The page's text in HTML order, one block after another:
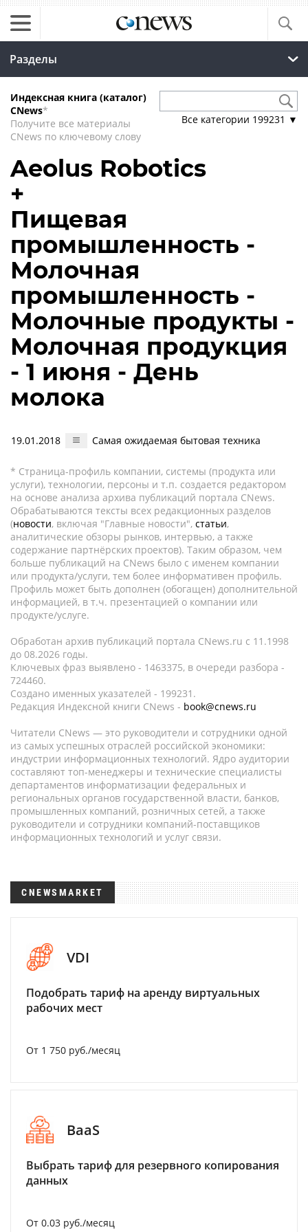
Разделы
Индексная книга (каталог)
CNews*
Получите все материалы
CNews по ключевому слову
Все категории 199231 ▼
Aeolus Robotics
+
Пищевая
промышленность -
Молочная
промышленность -
Молочные продукты -
Молочная продукция
- 1 июня - День
молока
19.01.2018 Самая ожидаемая бытовая техника
* Страница-профиль компании, системы (продукта или
услуги), технологии, персоны и т.п. создается редактором
на основе анализа архива публикаций портала CNews.
Обрабатываются тексты всех редакционных разделов
(новости, включая "Главные новости", статьи,
аналитические обзоры рынков, интервью, а также
содержание партнёрских проектов). Таким образом, чем
больше публикаций на CNews было с именем компании
или продукта/услуги, тем более информативен профиль.
Профиль может быть дополнен (обогащен) дополнительной
информацией, в т.ч. презентацией о компании или
продукте/услуге.
Обработан архив публикаций портала CNews.ru c 11.1998
до 08.2026 годы.
Ключевых фраз выявлено - 1463375, в очереди разбора -
724460.
Создано именных указателей - 199231.
Редакция Индексной книги CNews - book@cnews.ru
Читатели CNews — это руководители и сотрудники одной
из самых успешных отраслей российской экономики:
индустрии информационных технологий. Ядро аудитории
составляют топ-менеджеры и технические специалисты
департаментов информатизации федеральных и
региональных органов государственной власти, банков,
промышленных компаний, розничных сетей, а также
руководители и сотрудники компаний-поставщиков
информационных технологий и услуг связи.
CNEWSMARKET
VDI
Подобрать тариф на аренду виртуальных
рабочих мест
От 1 750 руб./месяц
BaaS
Выбрать тариф для резервного копирования
данных
От 0.03 руб./месяц